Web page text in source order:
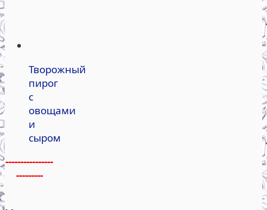
Творожный
пирог
с
овощами
и
сыром
----------------
---------